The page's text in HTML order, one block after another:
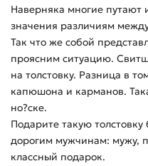
Наверняка многие путают
значения различиям
Так что же собой
проясним ситуацию.
на толстовку. Разница в
капюшона и карманов.
но?ске.
Подарите такую
дорогим мужчинам: мужу,
классный подарок.